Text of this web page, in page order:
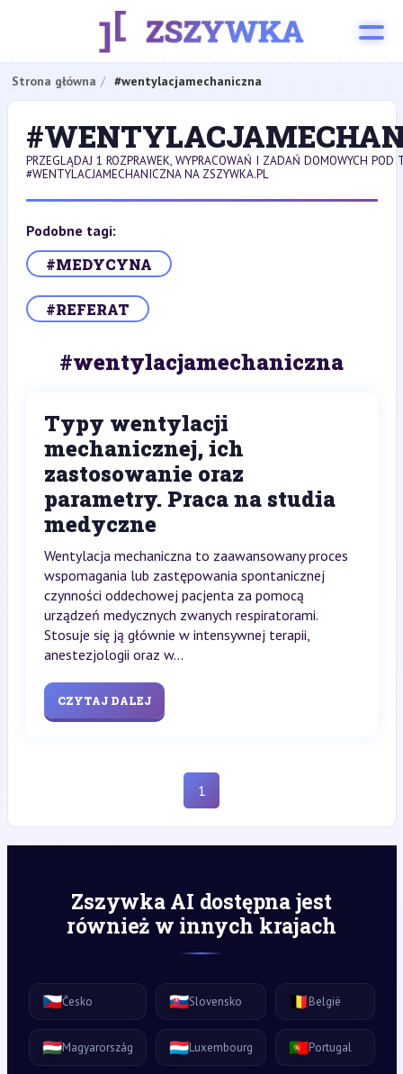
Strona główna #wentylacjamechaniczna
PRZEGLĄDAJ 1 ROZPRAWEK, WYPRACOWAŃ I ZADAŃ DOMOWYCH POD
#WENTYLACJAMECHANICZNA NA ZSZYWKA.PL
Podobne tagi:
#MEDYCYNA
#REFERAT
#wentylacjamechaniczna
Typy wentylacji
mechanicznej, ich
zastosowanie oraz
parametry. Praca na studia
medyczne
Wentylacja mechaniczna to zaawansowany proces
wspomagania lub zastępowania spontanicznej
czynności oddechowej pacjenta za pomocą
urządzeń medycznych zwanych respiratorami.
Stosuje się ją głównie w intensywnej terapii,
anestezjologii oraz w...
CZYTAJ DALEJ
1
Zszywka AI dostępna jest
również w innych krajach
🇨🇿Česko 🇸🇰Slovensko 🇧🇪België
🇭🇺Magyarország 🇱🇺Luxembourg 🇵🇹Portugal